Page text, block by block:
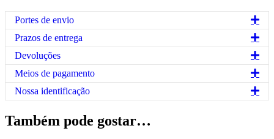
-
"Se
não
me
lembro,
não
fiz!"
Portes de envio
Prazos de entrega
Devoluções
Meios de pagamento
Nossa identificação
Também pode gostar…